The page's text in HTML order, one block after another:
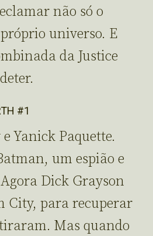
não só o
universo. E
da Justice
#1
Yanick Paquette.
um espião e
Dick Grayson
City, para recuperar
Mas quando